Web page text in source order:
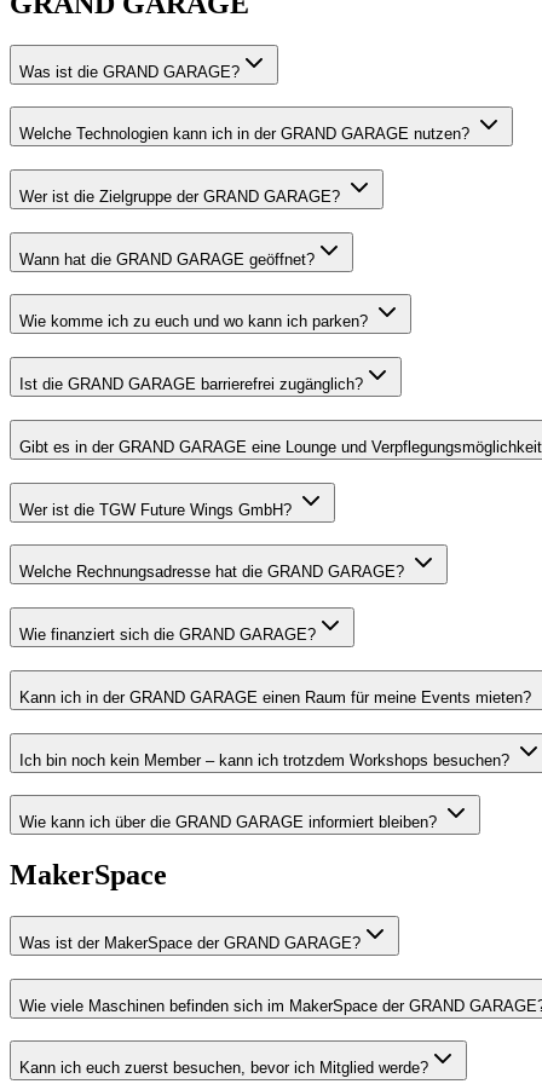
Was ist die GRAND GARAGE?
Welche Technologien kann ich in der GRAND GARAGE nutzen?
Wer ist die Zielgruppe der GRAND GARAGE?
Wann hat die GRAND GARAGE geöffnet?
Wie komme ich zu euch und wo kann ich parken?
Ist die GRAND GARAGE barrierefrei zugänglich?
Gibt es in der GRAND GARAGE eine Lounge und
Wer ist die TGW Future Wings GmbH?
Welche Rechnungsadresse hat die GRAND GARAGE?
Wie finanziert sich die GRAND GARAGE?
Kann ich in der GRAND GARAGE einen Raum für meine Events mieten?
Ich bin noch kein Member – kann ich trotzdem Workshops besuchen?
Wie kann ich über die GRAND GARAGE informiert bleiben?
MakerSpace
Was ist der MakerSpace der GRAND GARAGE?
Wie viele Maschinen befinden sich im MakerSpace der GRAND
Kann ich euch zuerst besuchen, bevor ich Mitglied werde?